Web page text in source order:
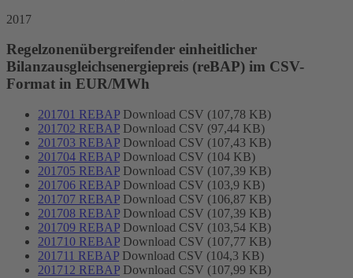
2017
Regelzonenübergreifender einheitlicher
Bilanzausgleichsenergiepreis (reBAP) im CSV-
Format in EUR/MWh
201701 REBAP Download CSV (107,78 KB)
201702 REBAP Download CSV (97,44 KB)
201703 REBAP Download CSV (107,43 KB)
201704 REBAP Download CSV (104 KB)
201705 REBAP Download CSV (107,39 KB)
201706 REBAP Download CSV (103,9 KB)
201707 REBAP Download CSV (106,87 KB)
201708 REBAP Download CSV (107,39 KB)
201709 REBAP Download CSV (103,54 KB)
201710 REBAP Download CSV (107,77 KB)
201711 REBAP Download CSV (104,3 KB)
201712 REBAP Download CSV (107,99 KB)